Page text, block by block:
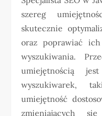
szereg
skutecznie
oraz poprawiać
wyszukiwania.
umiejętnością
wyszukiwarek,
umiejętność
zmieniających